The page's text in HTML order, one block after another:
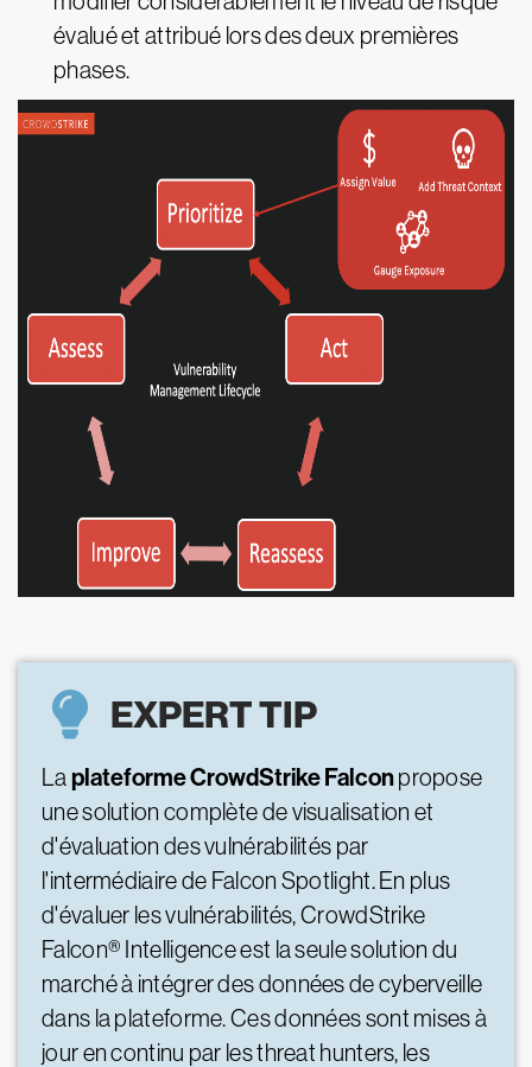
évalué et attribué lors des deux premières
phases.
EXPERT TIP
La plateforme CrowdStrike Falconpropose
une solution complète de visualisation et
d'évaluation des vulnérabilités par
l'intermédiaire de Falcon Spotlight. En plus
d'évaluer les vulnérabilités, CrowdStrike
Falcon® Intelligence est la seule solution du
marché à intégrer des données de cyberveille
dans la plateforme. Ces données sont mises à
jour en continu par les threat hunters, les